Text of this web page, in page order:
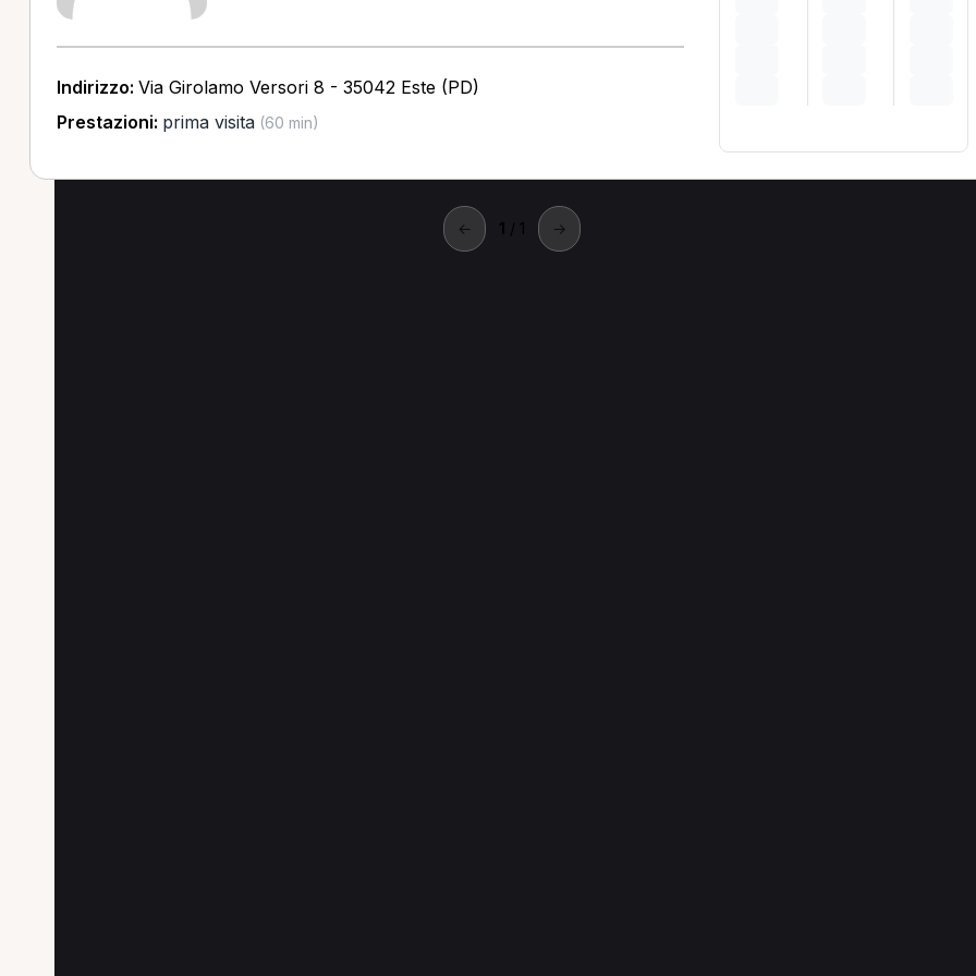
Indirizzo: Via Girolamo Versori 8 - 35042 Este (PD)
Prestazioni: prima visita(60 min)
← 1 / 1 →